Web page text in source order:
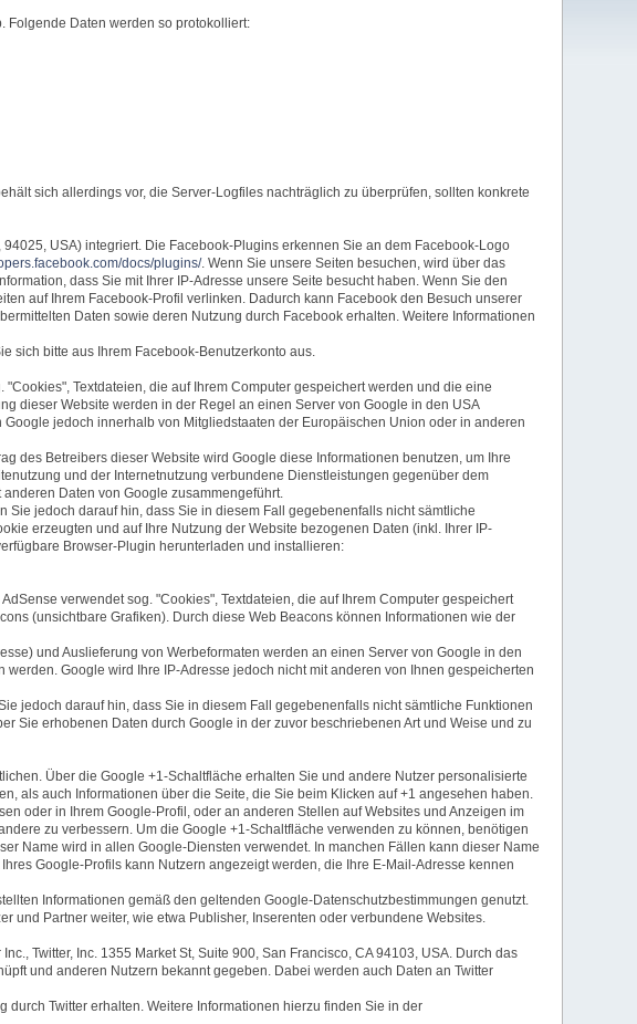
Folgende Daten werden so protokolliert:
sich allerdings vor, die Server-Logfiles nachträglich zu überprüfen, sollten konkrete
USA) integriert. Die Facebook-Plugins erkennen Sie an dem Facebook-Logo
docs/plugins/. Wenn Sie unsere Seiten besuchen, wird über das
dass Sie mit Ihrer IP-Adresse unsere Seite besucht haben. Wenn Sie den
auf Ihrem Facebook-Profil verlinken. Dadurch kann Facebook den Besuch unserer
Daten sowie deren Nutzung durch Facebook erhalten. Weitere Informationen
sich bitte aus Ihrem Facebook-Benutzerkonto aus.
Textdateien, die auf Ihrem Computer gespeichert werden und die eine
dieser Website werden in der Regel an einen Server von Google in den USA
jedoch innerhalb von Mitgliedstaaten der Europäischen Union oder in anderen
des Betreibers dieser Website wird Google diese Informationen benutzen, um Ihre
und der Internetnutzung verbundene Dienstleistungen gegenüber dem
Daten von Google zusammengeführt.
jedoch darauf hin, dass Sie in diesem Fall gegebenenfalls nicht sämtliche
erzeugten und auf Ihre Nutzung der Website bezogenen Daten (inkl. Ihrer IP-
Browser-Plugin herunterladen und installieren:
verwendet sog. "Cookies", Textdateien, die auf Ihrem Computer gespeichert
(unsichtbare Grafiken). Durch diese Web Beacons können Informationen wie der
und Auslieferung von Werbeformaten werden an einen Server von Google in den
Google wird Ihre IP-Adresse jedoch nicht mit anderen von Ihnen gespeicherten
jedoch darauf hin, dass Sie in diesem Fall gegebenenfalls nicht sämtliche Funktionen
Sie erhobenen Daten durch Google in der zuvor beschriebenen Art und Weise und zu
Über die Google +1-Schaltfläche erhalten Sie und andere Nutzer personalisierte
als auch Informationen über die Seite, die Sie beim Klicken auf +1 angesehen haben.
oder in Ihrem Google-Profil, oder an anderen Stellen auf Websites und Anzeigen im
zu verbessern. Um die Google +1-Schaltfläche verwenden zu können, benötigen
Name wird in allen Google-Diensten verwendet. In manchen Fällen kann dieser Name
Google-Profils kann Nutzern angezeigt werden, die Ihre E-Mail-Adresse kennen
Informationen gemäß den geltenden Google-Datenschutzbestimmungen genutzt.
und Partner weiter, wie etwa Publisher, Inserenten oder verbundene Websites.
Twitter, Inc. 1355 Market St, Suite 900, San Francisco, CA 94103, USA. Durch das
und anderen Nutzern bekannt gegeben. Dabei werden auch Daten an Twitter
Twitter erhalten. Weitere Informationen hierzu finden Sie in der